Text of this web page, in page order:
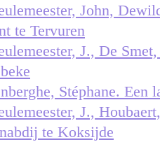
John,
te Tervuren
J., De
Stéphane. Een
J.,
te Koksijde